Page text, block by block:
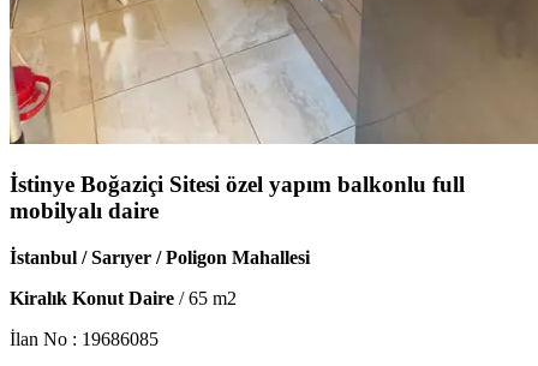
İstinye Boğaziçi Sitesi özel yapım balkonlu full
mobilyalı daire
İstanbul / Sarıyer / Poligon Mahallesi
Kiralık Konut Daire /65 m2
İlan No : 19686085